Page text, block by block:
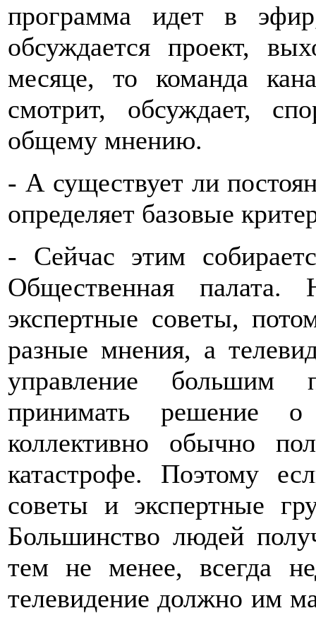
программа идет в
обсуждается проект,
месяце, то команда
смотрит, обсуждает,
общему мнению.
- А существует ли
определяет базовые
- Сейчас этим
Общественная
экспертные советы,
разные мнения, а
управление большим
принимать решение
коллективно обычно
катастрофе. Поэтому
советы и экспертные
Большинство людей
тем не менее, всегда
телевидение должно им